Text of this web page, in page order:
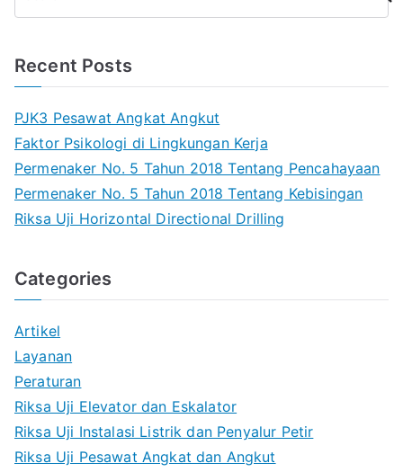
c
Recent Posts
PJK3 Pesawat Angkat Angkut
Faktor Psikologi di Lingkungan Kerja
Permenaker No. 5 Tahun 2018 Tentang Pencahayaan
Permenaker No. 5 Tahun 2018 Tentang Kebisingan
Riksa Uji Horizontal Directional Drilling
Categories
Artikel
Layanan
Peraturan
Riksa Uji Elevator dan Eskalator
Riksa Uji Instalasi Listrik dan Penyalur Petir
Riksa Uji Pesawat Angkat dan Angkut